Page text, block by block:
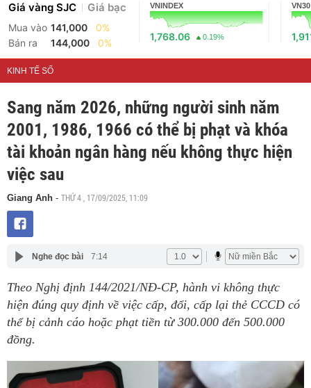
Giá vàng SJC Giá bạc
Mua vào 141,000
0%
Bán ra
144,000 0%
VNINDEX
1,768.06 0.19%
VN30
KINH TẾ SỐ
Sang năm 2026, những người sinh năm
2001, 1986, 1966 có thể bị phạt và khóa
tài khoản ngân hàng nếu không thực hiện
việc sau
Giang Anh - THỨ 4 , 17/09/2025, 11:09
Nghe đọc bài 7:14
Theo Nghị định 144/2021/NĐ-CP, hành vi không thực
hiện đúng quy định về việc cấp, đổi, cấp lại thẻ CCCD có
thể bị cảnh cáo hoặc phạt tiền từ 300.000 đến 500.000
đồng.